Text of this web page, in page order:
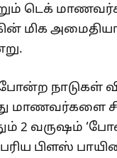
டெக்
மிக
நாடுகள்
2 வருஷம்
பிளஸ்